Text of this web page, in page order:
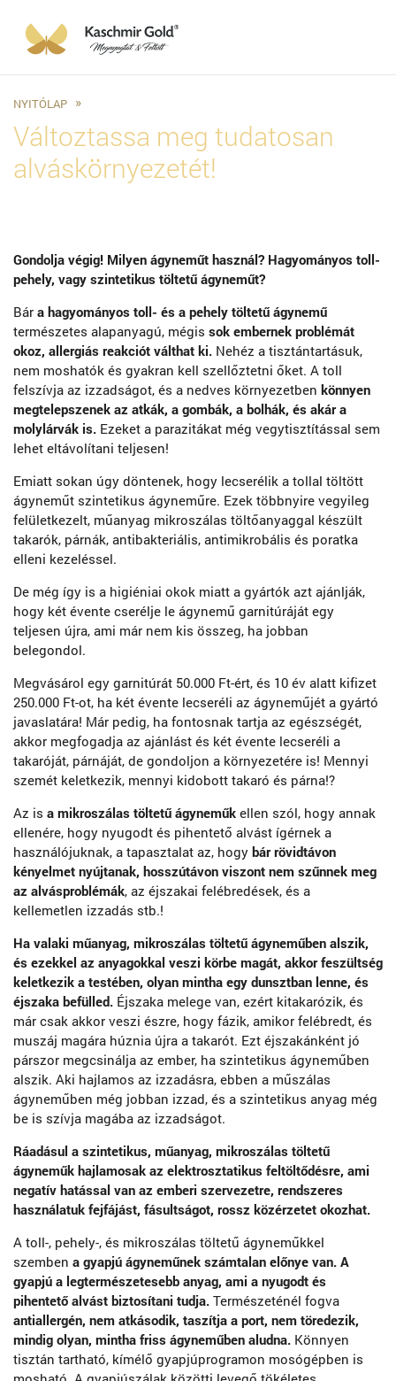
NYITÓLAP
Változtassa meg tudatosan
alváskörnyezetét!
Gondolja végig! Milyen ágyneműt használ? Hagyományos toll-
pehely, vagy szintetikus töltetű ágyneműt?
Bár a hagyományos toll- és a pehely töltetű ágynemű
természetes alapanyagú, mégis sok embernek problémát
okoz, allergiás reakciót válthat ki. Nehéz a tisztántartásuk,
nem moshatók és gyakran kell szellőztetni őket. A toll
felszívja az izzadságot, és a nedves környezetben könnyen
megtelepszenek az atkák, a gombák, a bolhák, és akár a
molylárvák is. Ezeket a parazitákat még vegytisztítással sem
lehet eltávolítani teljesen!
Emiatt sokan úgy döntenek, hogy lecserélik a tollal töltött
ágyneműt szintetikus ágyneműre. Ezek többnyire vegyileg
felületkezelt, műanyag mikroszálas töltőanyaggal készült
takarók, párnák, antibakteriális, antimikrobális és poratka
elleni kezeléssel.
De még így is a higiéniai okok miatt a gyártók azt ajánlják,
hogy két évente cserélje le ágynemű garnitúráját egy
teljesen újra, ami már nem kis összeg, ha jobban
belegondol.
Megvásárol egy garnitúrát 50.000 Ft-ért, és 10 év alatt kifizet
250.000 Ft-ot, ha két évente lecseréli az ágyneműjét a gyártó
javaslatára! Már pedig, ha fontosnak tartja az egészségét,
akkor megfogadja az ajánlást és két évente lecseréli a
takaróját, párnáját, de gondoljon a környezetére is! Mennyi
szemét keletkezik, mennyi kidobott takaró és párna!?
Az is a mikroszálas töltetű ágyneműk ellen szól, hogy annak
ellenére, hogy nyugodt és pihentető alvást ígérnek a
használójuknak, a tapasztalat az, hogy bár rövidtávon
kényelmet nyújtanak, hosszútávon viszont nem szűnnek meg
az alvásproblémák, az éjszakai felébredések, és a
kellemetlen izzadás stb.!
Ha valaki műanyag, mikroszálas töltetű ágyneműben alszik,
és ezekkel az anyagokkal veszi körbe magát, akkor feszültség
keletkezik a testében, olyan mintha egy dunsztban lenne, és
éjszaka befülled. Éjszaka melege van, ezért kitakarózik, és
már csak akkor veszi észre, hogy fázik, amikor felébredt, és
muszáj magára húznia újra a takarót. Ezt éjszakánként jó
párszor megcsinálja az ember, ha szintetikus ágyneműben
alszik. Aki hajlamos az izzadásra, ebben a műszálas
ágyneműben még jobban izzad, és a szintetikus anyag még
be is szívja magába az izzadságot.
Ráadásul a szintetikus, műanyag, mikroszálas töltetű
ágyneműk hajlamosak az elektrosztatikus feltöltődésre, ami
negatív hatással van az emberi szervezetre, rendszeres
használatuk fejfájást, fásultságot, rossz közérzetet okozhat.
A toll-, pehely-, és mikroszálas töltetű ágyneműkkel
szemben a gyapjú ágyneműnek számtalan előnye van. A
gyapjú a legtermészetesebb anyag, ami a nyugodt és
pihentető alvást biztosítani tudja. Természeténél fogva
antiallergén, nem atkásodik, taszítja a port, nem töredezik,
mindig olyan, mintha friss ágyneműben aludna. Könnyen
tisztán tartható, kímélő gyapjúprogramon mosógépben is